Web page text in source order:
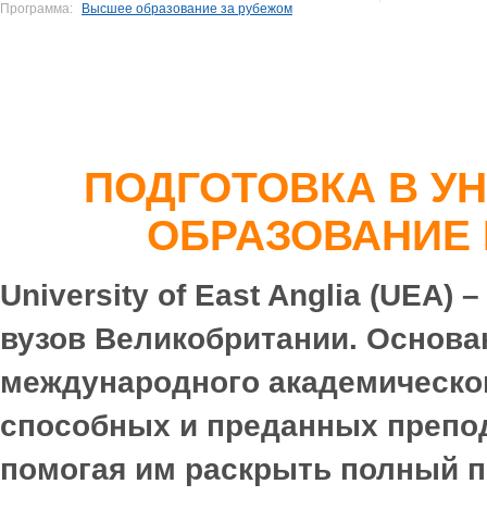
Программа:
Высшее образование за рубежом
ПОДГОТОВКА В
ОБРАЗОВАНИЕ
University of East Anglia (UEA)
вузов Великобритании.
международного
способных и преданных
помогая им раскрыть полный